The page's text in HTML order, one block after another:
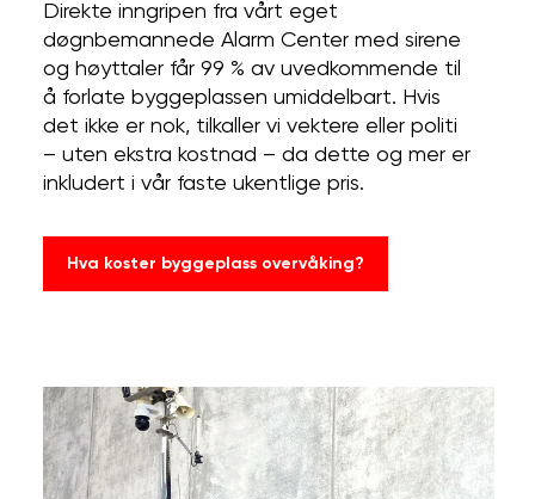
Direkte inngripen fra vårt eget
døgnbemannede Alarm Center med sirene
og høyttaler får 99 % av uvedkommende til
å forlate byggeplassen umiddelbart. Hvis
det ikke er nok, tilkaller vi vektere eller politi
– uten ekstra kostnad – da dette og mer er
inkludert i vår faste ukentlige pris.
Hva koster byggeplass overvåking?